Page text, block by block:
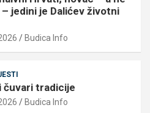
jedini je Dalićev životni
Budica Info
čuvari tradicije
Budica Info